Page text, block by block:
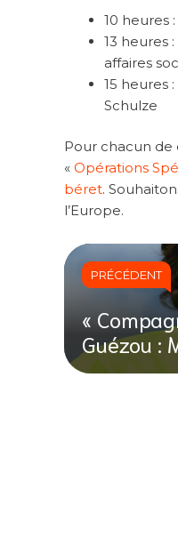
10 heures
13 heures
affaires
15 heures
Schulze
Pour chacun de
« Opérations
béret.
l’Europe.
PRÉCÉDENT
«
Guézou :